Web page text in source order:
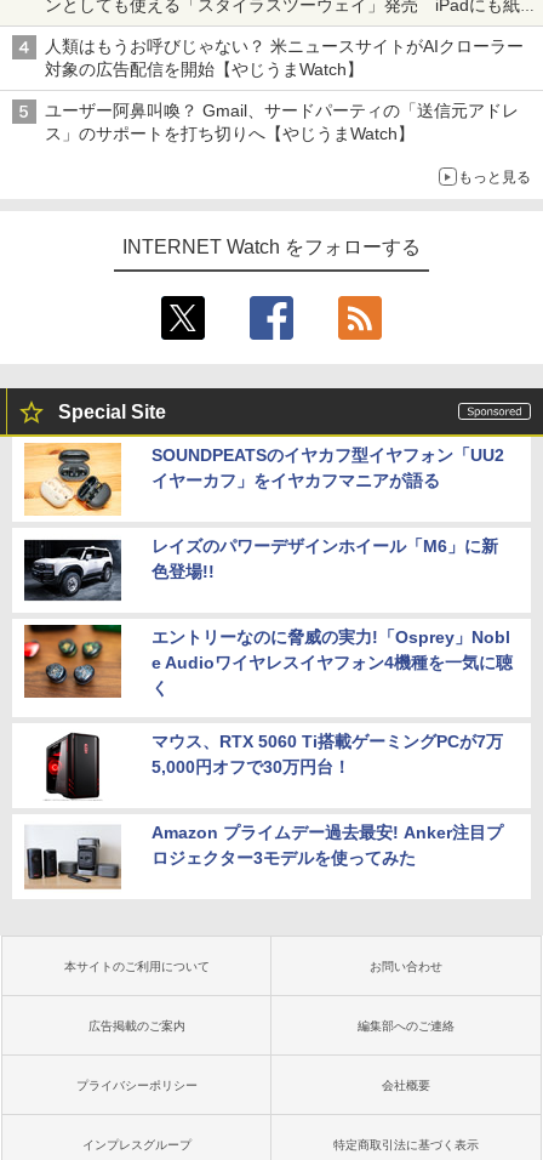
ンとしても使える「スタイラスツーウェイ」発売 iPadにも紙に
も、持ち替えずに書き込める
人類はもうお呼びじゃない？ 米ニュースサイトがAIクローラー
対象の広告配信を開始【やじうまWatch】
ユーザー阿鼻叫喚？ Gmail、サードパーティの「送信元アドレ
ス」のサポートを打ち切りへ【やじうまWatch】
もっと見る
INTERNET Watch をフォローする
Special Site
SOUNDPEATSのイヤカフ型イヤフォン「UU2
イヤーカフ」をイヤカフマニアが語る
レイズのパワーデザインホイール「M6」に新
色登場!!
エントリーなのに脅威の実力!「Osprey」Nobl
e Audioワイヤレスイヤフォン4機種を一気に聴
く
マウス、RTX 5060 Ti搭載ゲーミングPCが7万
5,000円オフで30万円台！
Amazon プライムデー過去最安! Anker注目プ
ロジェクター3モデルを使ってみた
本サイトのご利用について お問い合わせ
広告掲載のご案内 編集部へのご連絡
プライバシーポリシー 会社概要
インプレスグループ 特定商取引法に基づく表示